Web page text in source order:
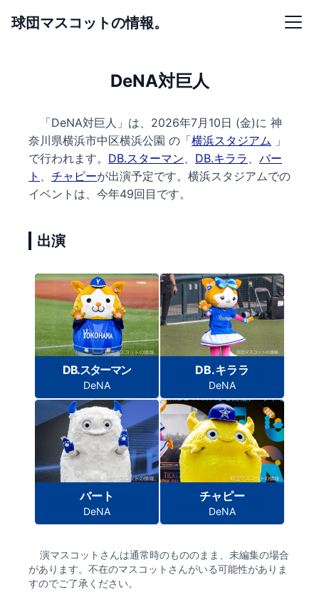
球団マスコットの情報。
DeNA対巨人
「DeNA対巨人」は、2026年7月10日 (金)に 神
奈川県横浜市中区横浜公園 の 「横浜スタジアム 」
で行われます。 DB.スターマン、 DB.キララ 、 バー
ト 、 チャピーが出演予定です。 横浜スタジアムでの
イベントは、今年49回目です。
出演
DB.スターマン
DeNA
DB.キララ
DeNA
バート
DeNA
チャピー
DeNA
演マスコットさんは通常時のもののまま、未編集の場合
があります。不在のマスコットさんがいる可能性がありま
すのでご了承ください。